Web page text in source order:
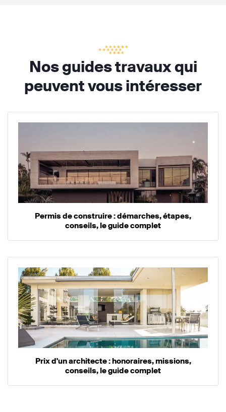
Nos guides travaux qui
peuvent vous intéresser
Permis de construire : démarches, étapes,
conseils, le guide complet
Prix d'un architecte : honoraires, missions,
conseils, le guide complet